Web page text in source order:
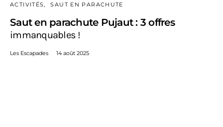
ACTIVITÉS SAUT EN PARACHUTE
Saut en parachute Pujaut : 3 offres
immanquables !
Les Escapades 14 août 2025